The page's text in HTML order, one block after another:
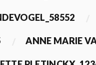
ANNE MARIE